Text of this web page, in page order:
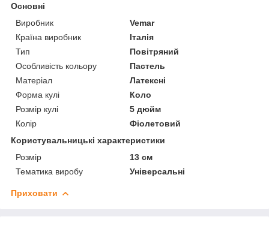
Основні
Виробник
Vemar
Країна виробник
Італія
Тип
Повітряний
Особливість кольору
Пастель
Матеріал
Латексні
Форма кулі
Коло
Розмір кулі
5 дюйм
Колір
Фіолетовий
Користувальницькі характеристики
Розмір
13 см
Тематика виробу
Універсальні
Приховати